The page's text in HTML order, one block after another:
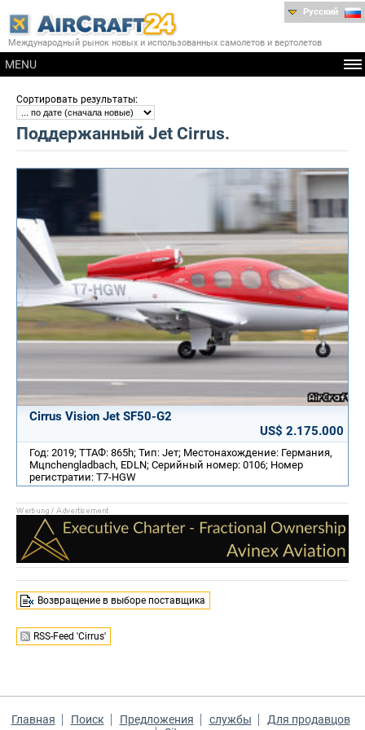
Международный рынок новых и использованных самолетов и вертолетов
MENU
Русский
Сортировать результаты:
Поддержанный Jet Cirrus.
Cirrus Vision Jet SF50-G2
US$ 2.175.000
Год: 2019; ТТАФ: 865h; Тип: Jет; Местонахождение: Германия,
Mцnchengladbach, EDLN; Серийный номер: 0106; Номер
регистратии: T7-HGW
Возвращение в выборе поставщика
RSS-Feed 'Cirrus'
Главная Поиск Предложения службы
Для продавцов